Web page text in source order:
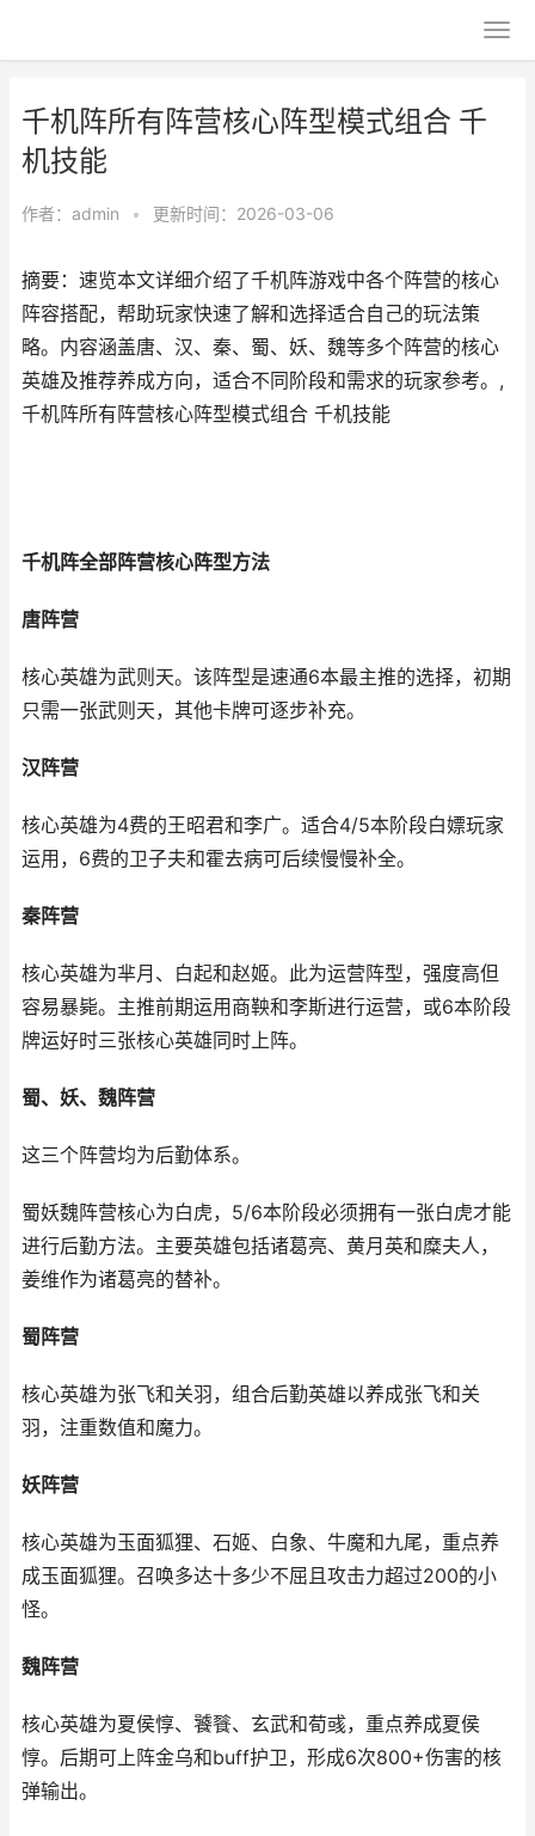
千机阵所有阵营核心阵型模式组合 千
机技能
作者： admin • 更新时间：2026-03-06
摘要：速览本文详细介绍了千机阵游戏中各个阵营的核心
阵容搭配，帮助玩家快速了解和选择适合自己的玩法策
略。内容涵盖唐、汉、秦、蜀、妖、魏等多个阵营的核心
英雄及推荐养成方向，适合不同阶段和需求的玩家参考。,
千机阵所有阵营核心阵型模式组合 千机技能
千机阵全部阵营核心阵型方法
唐阵营
核心英雄为武则天。该阵型是速通6本最主推的选择，初期
只需一张武则天，其他卡牌可逐步补充。
汉阵营
核心英雄为4费的王昭君和李广。适合4/5本阶段白嫖玩家
运用，6费的卫子夫和霍去病可后续慢慢补全。
秦阵营
核心英雄为芈月、白起和赵姬。此为运营阵型，强度高但
容易暴毙。主推前期运用商鞅和李斯进行运营，或6本阶段
牌运好时三张核心英雄同时上阵。
蜀、妖、魏阵营
这三个阵营均为后勤体系。
蜀妖魏阵营核心为白虎，5/6本阶段必须拥有一张白虎才能
进行后勤方法。主要英雄包括诸葛亮、黄月英和糜夫人，
姜维作为诸葛亮的替补。
蜀阵营
核心英雄为张飞和关羽，组合后勤英雄以养成张飞和关
羽，注重数值和魔力。
妖阵营
核心英雄为玉面狐狸、石姬、白象、牛魔和九尾，重点养
成玉面狐狸。召唤多达十多少不屈且攻击力超过200的小
怪。
魏阵营
核心英雄为夏侯惇、饕餮、玄武和荀彧，重点养成夏侯
惇。后期可上阵金乌和buff护卫，形成6次800+伤害的核
弹输出。